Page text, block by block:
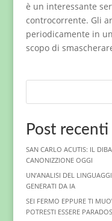
è un interessante
controcorrente. Gli
periodicamente in
scopo di
Post recenti
SAN CARLO ACUTIS: IL
CANONIZZIONE OGGI
UN’ANALISI DEL
GENERATI DA IA
SEI FERMO EPPURE TI
POTRESTI ESSERE